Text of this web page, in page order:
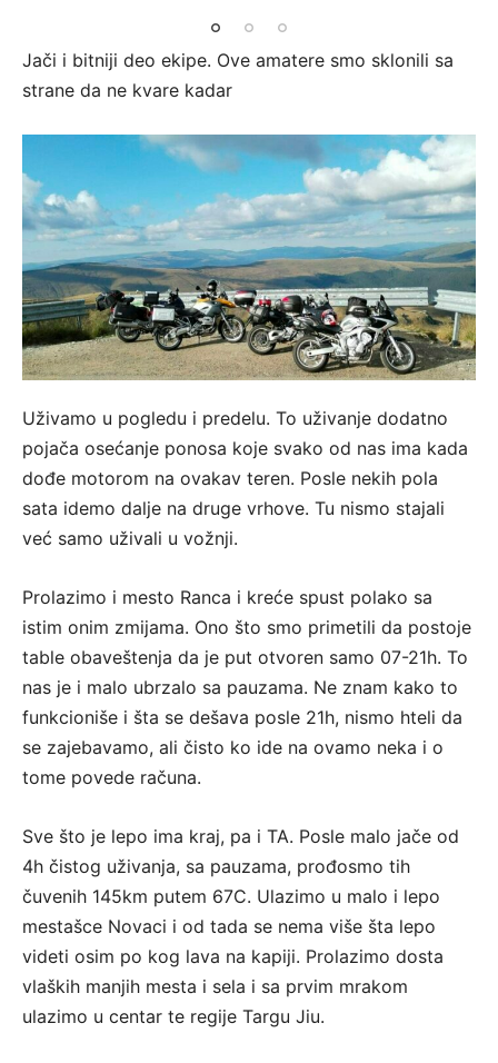
Jači i bitniji deo ekipe. Ove amatere smo sklonili sa
strane da ne kvare kadar
Uživamo u pogledu i predelu. To uživanje dodatno
pojača osećanje ponosa koje svako od nas ima kada
dođe motorom na ovakav teren. Posle nekih pola
sata idemo dalje na druge vrhove. Tu nismo stajali
već samo uživali u vožnji.
Prolazimo i mesto Ranca i kreće spust polako sa
istim onim zmijama. Ono što smo primetili da postoje
table obaveštenja da je put otvoren samo 07-21h. To
nas je i malo ubrzalo sa pauzama. Ne znam kako to
funkcioniše i šta se dešava posle 21h, nismo hteli da
se zajebavamo, ali čisto ko ide na ovamo neka i o
tome povede računa.
Sve što je lepo ima kraj, pa i TA. Posle malo jače od
4h čistog uživanja, sa pauzama, prođosmo tih
čuvenih 145km putem 67C. Ulazimo u malo i lepo
mestašce Novaci i od tada se nema više šta lepo
videti osim po kog lava na kapiji. Prolazimo dosta
vlaških manjih mesta i sela i sa prvim mrakom
ulazimo u centar te regije Targu Jiu.